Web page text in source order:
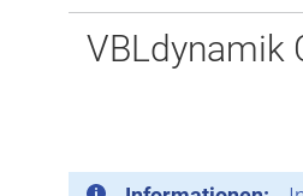
Zurück
VBLdynamik